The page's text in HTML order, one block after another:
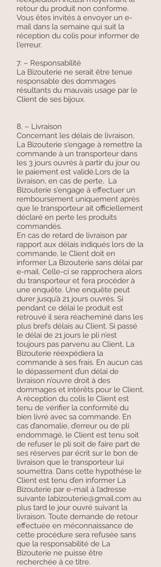
retour du produit non conforme.
Vous êtes invités à envoyer un e-
mail dans la semaine qui suit la
réception du colis pour informer de
l'erreur.
7. – Responsabilité
La Bizouterie ne serait être tenue
responsable des dommages
résultants du mauvais usage par le
Client de ses bijoux.
8. – Livraison
Concernant les délais de livraison,
La Bizouterie s'engage à remettre la
commande à un transporteur dans
les 3 jours ouvrés à partir du jour ou
le paiement est validé.Lors de la
livraison, en cas de perte, La
Bizouterie s'engage à effectuer un
remboursement uniquement après
que le transporteur ait officiellement
déclaré en perte les produits
commandés.
En cas de retard de livraison par
rapport aux délais indiqués lors de la
commande, le Client doit en
informer La Bizouterie sans délai par
e-mail. Celle-ci se rapprochera alors
du transporteur et fera procéder à
une enquête. Une enquête peut
durer jusqu’à 21 jours ouvrés. Si
pendant ce délai le produit est
retrouvé il sera réacheminé dans les
plus brefs délais au Client. Si passé
le délai de 21 jours le pli n’est
toujours pas parvenu au Client, La
Bizouterie réexpédiera la
commande à ses frais. En aucun cas
le dépassement d’un délai de
livraison n’ouvre droit à des
dommages et intérêts pour le Client.
A réception du colis le Client est
tenu de vérifier la conformité du
bien livré avec sa commande. En
cas d’anomalie, d’erreur ou de pli
endommagé, le Client est tenu soit
de refuser le pli soit de faire part de
ses réserves par écrit sur le bon de
livraison que le transporteur lui
soumettra. Dans cette hypothèse le
Client est tenu d’en informer La
Bizouterie par e-mail à l’adresse
suivante labizouterie@gmail.com au
plus tard le jour ouvré suivant la
livraison. Toute demande de retour
effectuée en méconnaissance de
cette procédure sera refusée sans
que la responsabilité de La
Bizouterie ne puisse être
recherchée à ce titre.